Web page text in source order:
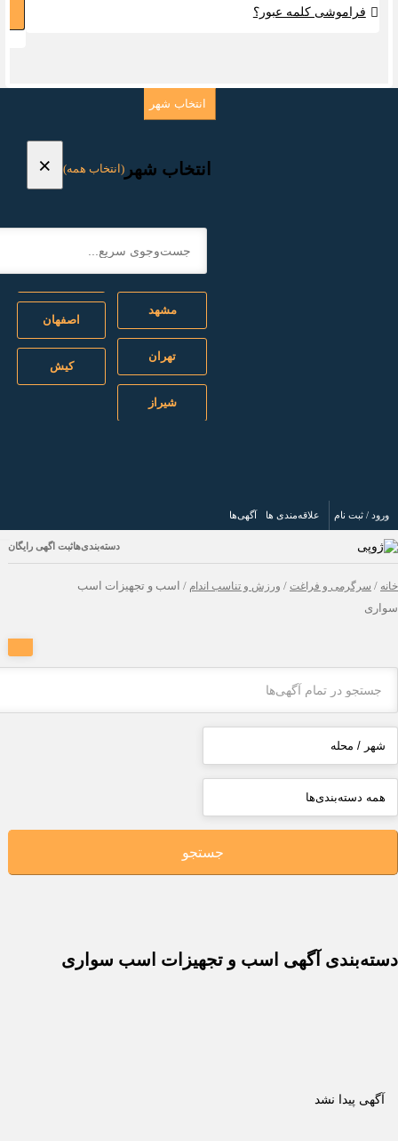
فراموشی کلمه عبور؟
انتخاب شهر
انتخاب شهر(انتخاب همه) ×
مشهد
شیراز
اصفهان
/ ثبت نام علاقه‌مندی ها آگهی‌ها
دسته‌بندی‌هاثبت اگهی رایگان
سرگرمی و فراغت/ ورزش و تناسب اندام/ اسب و تجهیزات اسب
جستجو
آگهی اسب و تجهیزات اسب سواری
پیدا نشد